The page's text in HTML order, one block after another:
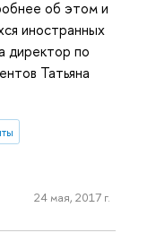
об этом и
иностранных
директор по
Татьяна
24 мая, 2017 г.